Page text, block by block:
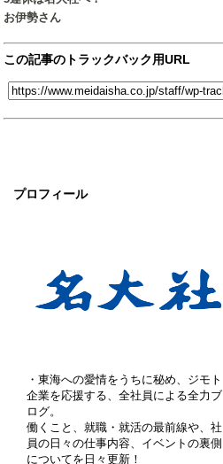
プロフィール
・東海への愛情をうちに秘め、ジモト
企業を応援する、全社員による全力ブ
ログ。
働くこと、就職・就活の最前線や、社
員の日々の仕事内容、イベントの裏側
についてを日々更新！
お伊勢さん
この記事のトラックバック用URL